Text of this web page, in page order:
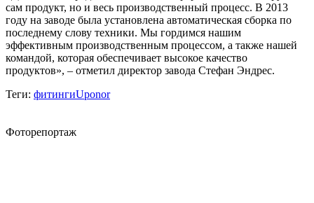
сам продукт, но и весь производственный процесс. В 2013
году на заводе была установлена автоматическая сборка по
последнему слову техники. Мы гордимся нашим
эффективным производственным процессом, а также нашей
командой, которая обеспечивает высокое качество
продуктов», – отметил директор завода Стефан Эндрес.
Теги: фитингиUponor
Фоторепортаж